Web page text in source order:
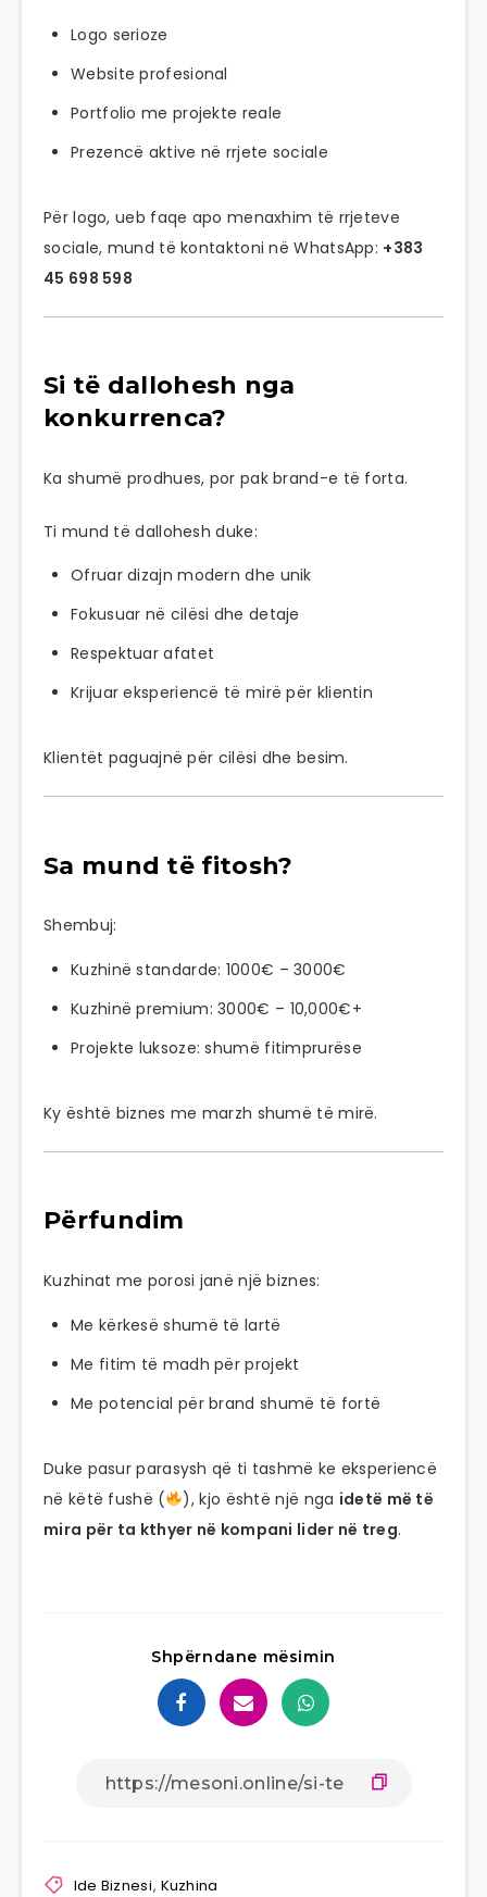
Logo serioze
Website profesional
Portfolio me projekte reale
Prezencë aktive në rrjete sociale
Për logo, ueb faqe apo menaxhim të rrjeteve
sociale, mund të kontaktoni në WhatsApp: +383
45 698 598
Si të dallohesh nga
konkurrenca?
Ka shumë prodhues, por pak brand-e të forta.
Ti mund të dallohesh duke:
Ofruar dizajn modern dhe unik
Fokusuar në cilësi dhe detaje
Respektuar afatet
Krijuar eksperiencë të mirë për klientin
Klientët paguajnë për cilësi dhe besim.
Sa mund të fitosh?
Shembuj:
Kuzhinë standarde: 1000€ – 3000€
Kuzhinë premium: 3000€ – 10,000€+
Projekte luksoze: shumë fitimprurëse
Ky është biznes me marzh shumë të mirë.
Përfundim
Kuzhinat me porosi janë një biznes:
Me kërkesë shumë të lartë
Me fitim të madh për projekt
Me potencial për brand shumë të fortë
Duke pasur parasysh që ti tashmë ke eksperiencë
në këtë fushë (
), kjo është një nga idetë më të
mira për ta kthyer në kompani lider në treg.
Shpërndane mësimin
Ide Biznesi, Kuzhina